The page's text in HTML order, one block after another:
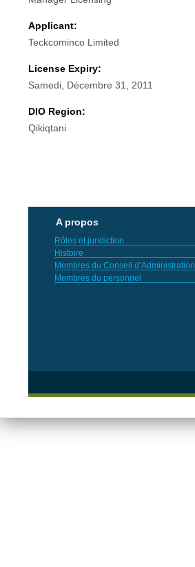
Applicant:
Teckcominco Limited
License Expiry:
Samedi, Décembre 31, 2011
DIO Region:
Qikiqtani
A propos
Rôles et juridiction
Histoire
Membres du Conseil d’Administration
Membres du personnel